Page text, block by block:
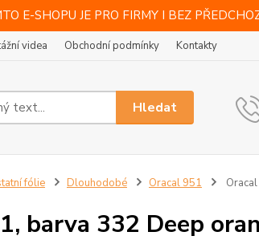
E-SHOPU JE PRO FIRMY I BEZ
videa Obchodní podmínky Kontakty
Hledat
fólie Dlouhodobé Oracal 951
barva 332 Deep